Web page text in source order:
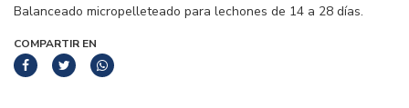
Balanceado micropelleteado para lechones de 14 a 28 días.
COMPARTIR EN